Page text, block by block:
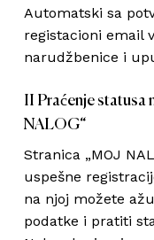
Automatski sa
registacioni email
narudžbenice i
II Praćenje statusa
NALOG“
Stranica „MOJ
uspešne
na njoj možete
podatke i pratiti